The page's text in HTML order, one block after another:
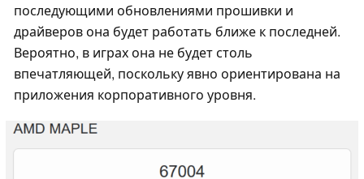
последующими обновлениями прошивки и
драйверов она будет работать ближе к последней.
Вероятно, в играх она не будет столь
впечатляющей, поскольку явно ориентирована на
приложения корпоративного уровня.